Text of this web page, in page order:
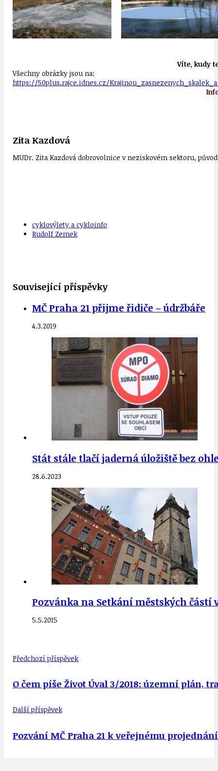
Víte, kudy
Všechny obrázky jsou na:
https://50plus.rajce.idnes.cz/
Zita Kazdová
MUDr. Zita Kazdová dobrovolnice v neziskovém sektoru,
cyklovýlety a cykloinfo
Rudolf Zemek
Související příspěvky
MČ Praha 21 přijme řidiče – údržbáře
4.3.2019
Stát stále tlačí jaderná úložiště bez
28.6.2023
Pozvánka na Setkání městských
5.5.2015
Předchozí příspěvek
O čem píše Život Úval 3/2018: územní
Další příspěvek
Pozvání MČ Praha 21 k veřejnému